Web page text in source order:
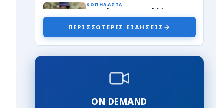
ΚΩΠΗΛΑΣΙΑ
Στη μάχη του μεταλλίου στο
παγκόσμιο Κ19 ο Μουσελίμης
που προκρίθηκε στον μεγάλο
τελικό του σκιφ!
08/08/2026 · 11:28
Πρόωρο “διαζύγιο” της ΑΕΡ
Αφάντου με τον Κόντε!
ΠΕΡΙΣΣΟΤΕΡΕΣ ΕΙΔΗΣΕΙΣ
ON DEMAND